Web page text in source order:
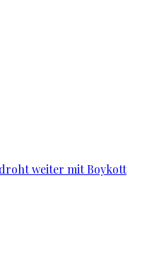
weiter mit Boykott